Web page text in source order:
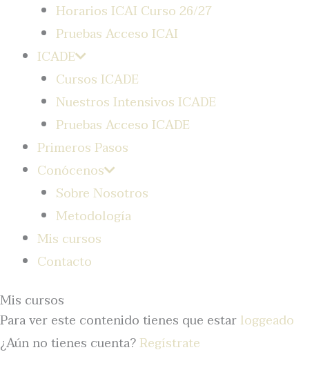
Horarios ICAI Curso 26/27
Pruebas Acceso ICAI
ICADE
Cursos ICADE
Nuestros Intensivos ICADE
Pruebas Acceso ICADE
Primeros Pasos
Conócenos
Sobre Nosotros
Metodología
Mis cursos
Contacto
Mis cursos
Para ver este contenido tienes que estarloggeado
¿Aún no tienes cuenta?Regístrate